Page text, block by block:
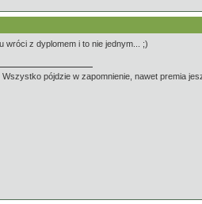
wróci z dyplomem i to nie jednym... ;)
pójdzie w zapomnienie, nawet premia